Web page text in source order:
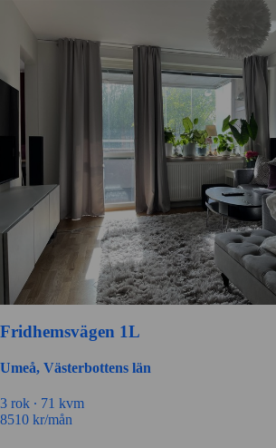
Fridhemsvägen 1L
Umeå, Västerbottens län
3 rok ∙ 71 kvm
8510 kr/mån